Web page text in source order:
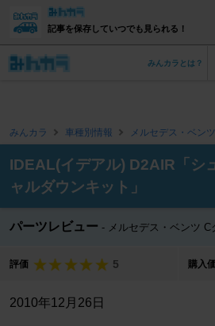
記事を保存していつでも見られる！
みんカラとは？
みんカラ 車種別情報 メルセデス・ベンツ
IDEAL(イデアル) D2AIR「
ャルダウンキット」
パーツレビュー メルセデス・ベンツ
評価 5 購入
2010年12月26日